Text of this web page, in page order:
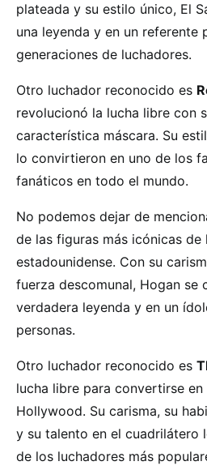
plateada y su estilo único, El
una leyenda y en un referente
generaciones de luchadores.
Otro luchador reconocido es
revolucionó la lucha libre con
característica máscara. Su
lo convirtieron en uno de los
fanáticos en todo el mundo.
No podemos dejar de
de las figuras más icónicas de
estadounidense. Con su
fuerza descomunal, Hogan se
verdadera leyenda y en un
personas.
Otro luchador reconocido es
lucha libre para convertirse en
Hollywood. Su carisma, su
y su talento en el cuadrilátero
de los luchadores más